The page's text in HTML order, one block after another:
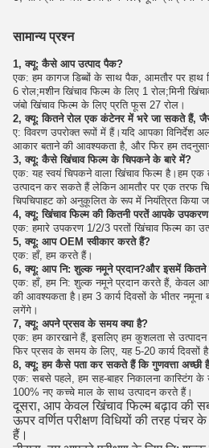
सामान्य प्रश्न
1, क्यू: कैसे आप उत्पाद पैक?
एक: हम कागज डिब्बों के साथ पैक, आमतौर पर हाथ
6 रोल;मशीन खिंचाव फिल्म के लिए 1 रोल;मिनी
जंबो खिंचाव फिल्म के लिए प्रति फूस 27 रोल।
2, क्यू: कितने रोल एक कंटेनर में भरे जा सकते हैं,
ए: विवरण उपरोक्त रूपों में हैं।यदि आपका विनिर्देश
आकार बताने की आवश्यकता है, और फिर हम
3, क्यू: कैसे खिंचाव फिल्म के चिपकने के बारे में?
एक: यह स्वयं चिपकने वाला खिंचाव फिल्म है।हम
उत्पादन कर सकते हैं लेकिन आमतौर पर एक तरफ
चिपचिपाहट को अनुकूलित के रूप में नियंत्रित किया
4, क्यू: खिंचाव फिल्म की कितनी परतें आपके
एक: हमारे उपकरण 1/2/3 परतों खिंचाव फिल्म का
5, क्यू: आप OEM स्वीकार करते हैं?
एक: हाँ, हम करते हैं।
6, क्यू: आप नि: शुल्क नमूने प्रदान?और इसमें कितने
एक: हाँ, हम नि: शुल्क नमूने प्रदान करते हैं, केवल
की आवश्यकता है।हम 3 कार्य दिवसों के भीतर नमूना
लगेंगे।
7, क्यू: अपने प्रसव के समय क्या है?
एक: हम कारखाने हैं, इसलिए हम कुशलता से
फिर प्रसव के समय के लिए, यह 5-20 कार्य दिवसों
8, क्यू: हम कैसे पता कर सकते हैं कि गुणवत्ता अच्छी है
एक: सबसे पहले, हम सह-बाहर निकालना कास्टिंग के
100% नए कच्चे माल के साथ उत्पादन करते हैं।
दूसरा, आप केवल खिंचाव फिल्म बढ़ाव की
ऊपर वर्णित परीक्षण विधियों की तरह पंचर
हैं।